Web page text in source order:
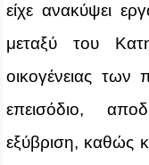
είχε ανακύψει
μεταξύ του
οικογένειας
επεισόδιο,
εξύβριση, καθώς